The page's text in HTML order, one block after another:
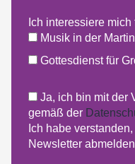
Ich interessiere
Musik in der
Gottesdienst für
Ja, ich bin mit der
gemäß der
Ich habe
Newsletter